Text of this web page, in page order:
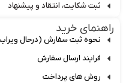
ثبت شکایت، انتقاد و پیشنهاد
راهنمای خرید
نحوه ثبت سفارش (درحال ویرایش)
فرایند ارسال سفارش
روش های پرداخت